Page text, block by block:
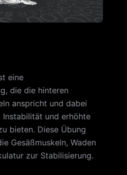
eine
die die hinteren
anspricht und dabei
Instabilität und erhöhte
bieten. Diese Übung
Gesäßmuskeln, Waden
zur Stabilisierung.